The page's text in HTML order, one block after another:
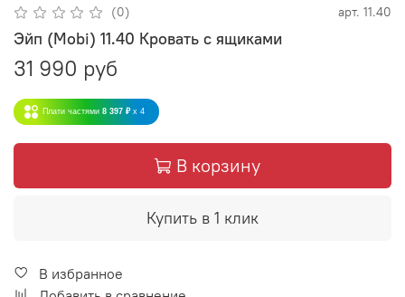
(0) арт. 11.40
Эйп (Mobi) 11.40 Кровать с ящиками
31 990 руб
Плати частями 8 397 ₽ x 4
В корзину
Купить в 1 клик
В избранное